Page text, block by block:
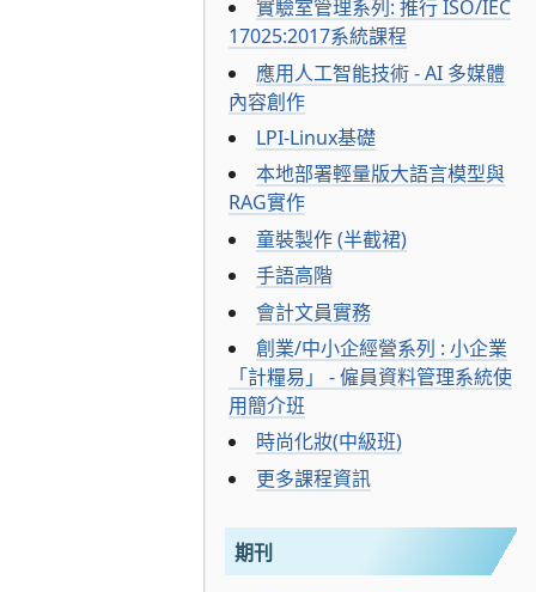
實驗室管理系列: 推行 ISO/IEC
17025:2017系統課程
應用人工智能技術 - AI 多媒體
內容創作
LPI-Linux基礎
本地部署輕量版大語言模型與
RAG實作
童裝製作 (半截裙)
手語高階
會計文員實務
創業/中小企經營系列 : 小企業
「計糧易」 - 僱員資料管理系統使
用簡介班
時尚化妝(中級班)
更多課程資訊
期刊